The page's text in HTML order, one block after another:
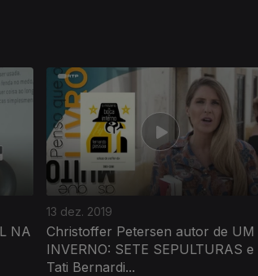
NA
13 dez. 2019
Christoffer Petersen autor de UM
INVERNO: SETE SEPULTURAS e
Tati Bernardi...